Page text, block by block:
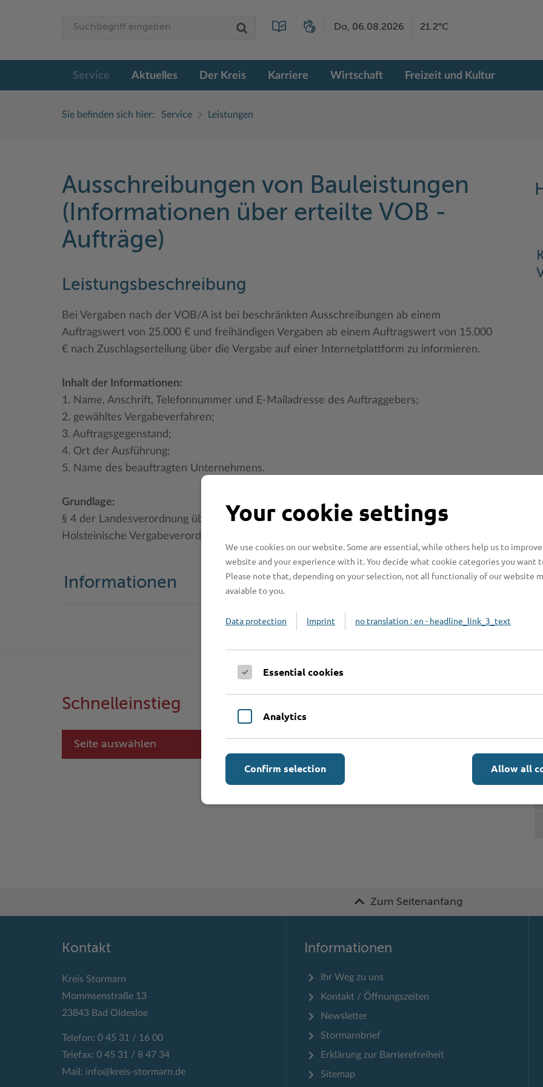
Do, 06.08.2026 21.2°C
Service Aktuelles Der Kreis Karriere Wirtschaft Freizeit und Kultur
Sie befinden sich hier: Service Leistungen
Ausschreibungen von Bauleistungen
(Informationen über erteilte VOB -
Aufträge)
Leistungsbeschreibung
Bei Vergaben nach der VOB/A ist bei beschränkten Ausschreibungen ab einem
Auftragswert von 25.000 € und freihändigen Vergaben ab einem Auftragswert von 15.000
€ nach Zuschlagserteilung über die Vergabe auf einer Internetplattform zu informieren.
Inhalt der Informationen:
1. Name, Anschrift, Telefonnummer und E-Mailadresse des Auftraggebers;
2. gewähltes Vergabeverfahren;
3. Auftragsgegenstand;
4. Ort der Ausführung;
5. Name des beauftragten Unternehmens.
Grundlage:
§ 4 der Landesverordnung über die Vergabe öffentlicher Aufträge (Schleswig-
Holsteinische Vergabeverordnung - SHVgVO) vom 01. April 2019.
Informationen
Schnelleinstieg
Seite auswählen
Formulare
Zum Seitenanfang
Kontakt
Kreis Stormarn
Mommsenstraße 13
23843 Bad Oldesloe
Telefon: 0 45 31 / 16 00
Telefax: 0 45 31 / 8 47 34
Mail: info@kreis-stormarn.de
Informationen
Ihr Weg zu uns
Kontakt / Öffnungszeiten
Newsletter
Stormarnbrief
Erklärung zur Barrierefreiheit
Sitemap
Your cookie settings
We use cookies on our website. Some are essential, while others help us to
website and your experience with it. You decide what cookie categories you want
Please note that, depending on your selection, not all functionaliy of our website
avaiable to you.
Data protection Imprint no translation : en - headline_link_3_text
Essential cookies
Analytics
Allow all
Confirm selection